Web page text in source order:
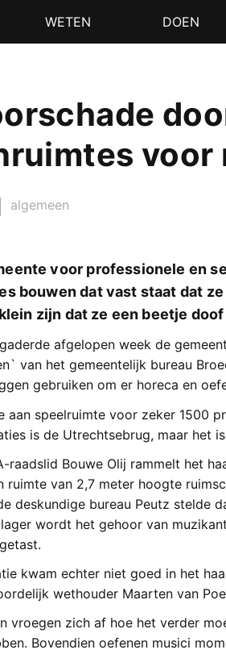
WETEN DOEN
voor
algemeen
voor professionele en
bouwen dat vast staat dat
zijn dat ze een beetje
afgelopen week de
van het gemeentelijk bureau
gebruiken om er horeca en
aan speelruimte voor zeker 1500
is de Utrechtsebrug, maar het
raadslid Bouwe Olij rammelt het
ruimte van 2,7 meter hoogte
deskundige bureau Peutz stelde
wordt het gehoor van
kwam echter niet goed in het
wethouder Maarten van
vroegen zich af hoe het verder
Bovendien oefenen musici